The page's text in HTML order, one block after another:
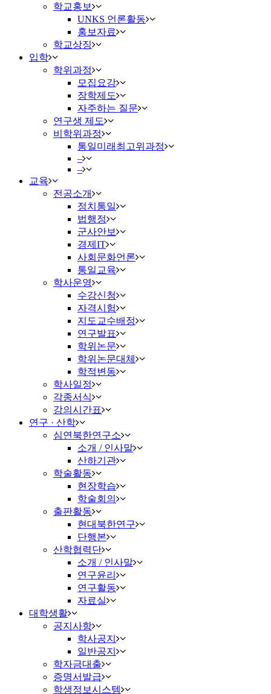
학교홍보
UNKS 언론활동
홍보자료
학교상징
입학
학위과정
모집요강
장학제도
자주하는 질문
연구생 제도
비학위과정
통일미래최고위과정
–
–
교육
전공소개
정치통일
법행정
군사안보
경제IT
사회문화언론
통일교육
학사운영
수강신청
자격시험
지도교수배정
연구발표
학위논문
학위논문대체
학적변동
학사일정
각종서식
강의시간표
연구 · 산학
심연북한연구소
소개 / 인사말
산하기관
학술활동
현장학습
학술회의
출판활동
현대북한연구
단행본
산학협력단
소개 / 인사말
연구윤리
연구활동
자료실
대학생활
공지사항
학사공지
일반공지
학자금대출
증명서발급
학생정보시스템